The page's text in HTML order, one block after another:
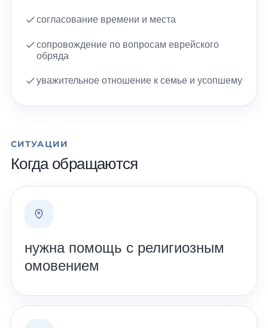
согласование времени и места
сопровождение по вопросам еврейского
обряда
уважительное отношение к семье и усопшему
СИТУАЦИИ
Когда обращаются
нужна помощь с религиозным
омовением